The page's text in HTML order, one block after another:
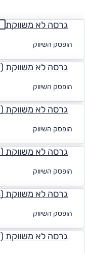
גרסה לא משווקת
הופסק השיווק
גרסה לא משווקת (1)
הופסק השיווק
גרסה לא משווקת (2)
הופסק השיווק
גרסה לא משווקת (3)
הופסק השיווק
גרסה לא משווקת (4)
הופסק השיווק
גרסה לא משווקת (5)